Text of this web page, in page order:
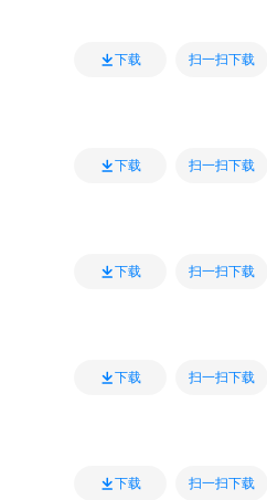
下载 扫一扫下载
下载 扫一扫下载
下载 扫一扫下载
下载 扫一扫下载
下载 扫一扫下载